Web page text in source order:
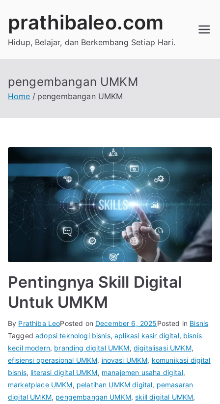
content
prathibaleo.com
Hidup, Belajar, dan Berkembang Setiap Hari.
pengembangan UMKM
Home pengembangan UMKM
Pentingnya Skill Digital
Untuk UMKM
By Prathiba LeoPosted on December 6, 2025Posted in Bisnis
Taggedadopsi teknologi bisnis,aplikasi kasir digital, bisnis
kecil modern, branding digital UMKM, digitalisasi UMKM,
efisiensi operasional UMKM, inovasi UMKM, komunikasi digital
bisnis, literasi digital UMKM, manajemen usaha digital,
marketplace UMKM, pelatihan UMKM digital, pemasaran
digital UMKM, pengembangan UMKM,skill digital UMKM,